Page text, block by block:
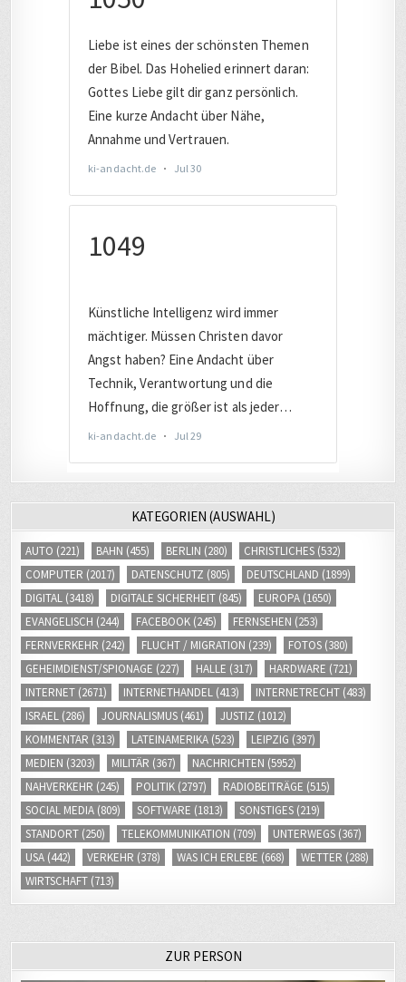
KATEGORIEN (AUSWAHL)
AUTO (221) BAHN (455) BERLIN (280) CHRISTLICHES (532)
COMPUTER (2017) DATENSCHUTZ (805) DEUTSCHLAND (1899)
DIGITAL (3418) DIGITALE SICHERHEIT (845) EUROPA (1650)
EVANGELISCH (244) FACEBOOK (245) FERNSEHEN (253)
FERNVERKEHR (242) FLUCHT / MIGRATION (239) FOTOS (380)
GEHEIMDIENST/SPIONAGE (227) HALLE (317) HARDWARE (721)
INTERNET (2671) INTERNETHANDEL (413) INTERNETRECHT (483)
ISRAEL (286) JOURNALISMUS (461) JUSTIZ (1012)
KOMMENTAR (313) LATEINAMERIKA (523) LEIPZIG (397)
MEDIEN (3203) MILITÄR (367) NACHRICHTEN (5952)
NAHVERKEHR (245) POLITIK (2797) RADIOBEITRÄGE (515)
SOCIAL MEDIA (809) SOFTWARE (1813) SONSTIGES (219)
STANDORT (250) TELEKOMMUNIKATION (709) UNTERWEGS (367)
USA (442) VERKEHR (378) WAS ICH ERLEBE (668) WETTER (288)
WIRTSCHAFT (713)
ZUR PERSON